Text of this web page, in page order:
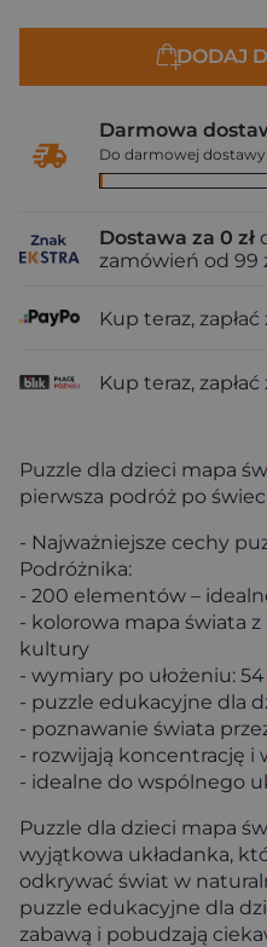
DODAJ
Darmowa
Do darmowej dostawy
Dostawa za 0 zł
zamówień od 99
Kup teraz, zapłać
Kup teraz, zapłać
Puzzle dla dzieci mapa
pierwsza podróż po
- Najważniejsze cechy
Podróżnika:
- 200 elementów –
- kolorowa mapa świata
kultury
- wymiary po ułożeniu:
- puzzle edukacyjne dla
- poznawanie świata
- rozwijają koncentrację i
- idealne do wspólnego
Puzzle dla dzieci mapa
wyjątkowa układanka,
odkrywać świat w
puzzle edukacyjne dla
zabawą i pobudzają